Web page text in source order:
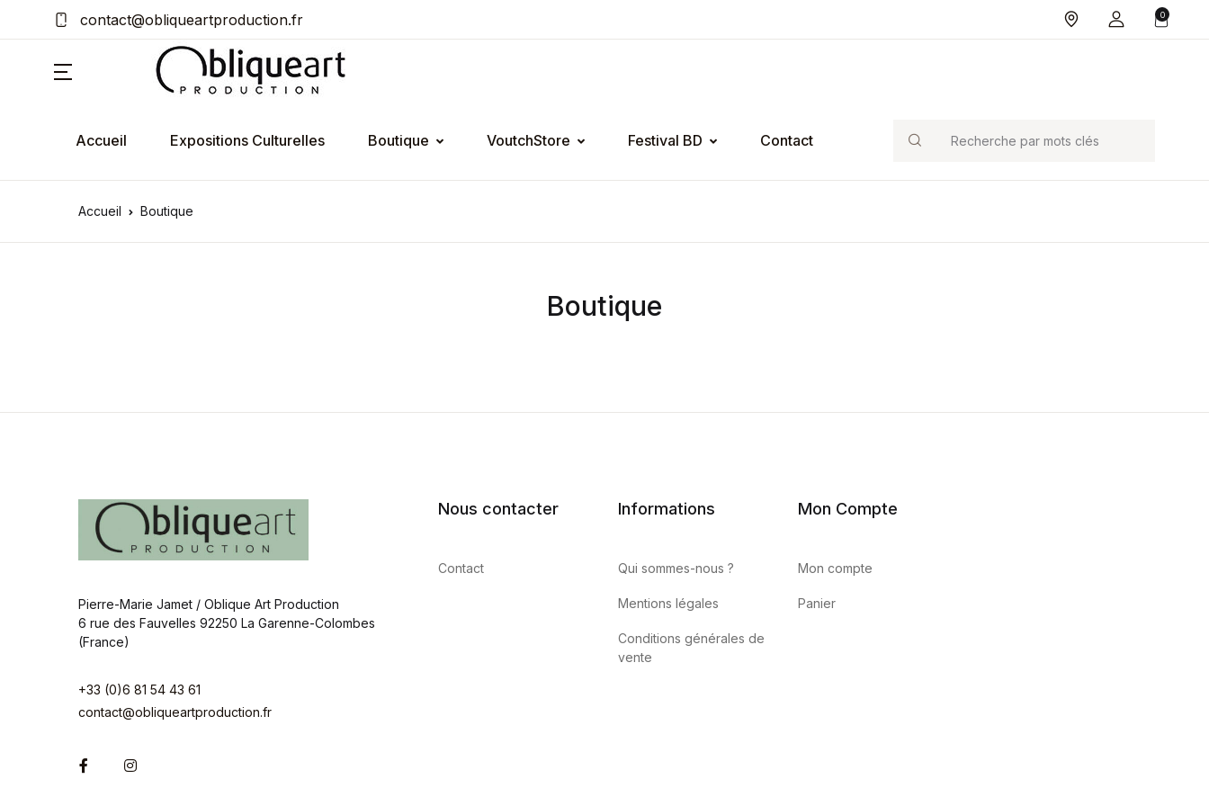
contact@obliqueartproduction.fr 0
Accueil Expositions Culturelles Boutique VoutchStore Festival BD Contact Search
Accueil Boutique
Boutique
Pierre-Marie Jamet / Oblique Art Production
6 rue des Fauvelles 92250 La Garenne-Colombes
(France)
+33 (0)6 81 54 43 61
contact@obliqueartproduction.fr
FacebookInstagram
Nous contacter
Contact
Informations
Qui sommes-nous ?
Mentions légales
Conditions générales de
vente
Mon Compte
Mon compte
Panier